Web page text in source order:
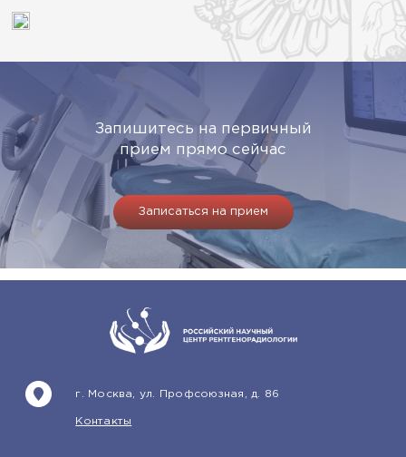
Запишитесь на первичный
прием прямо сейчас
Записаться на прием
г. Москва, ул. Профсоюзная, д. 86
Контакты